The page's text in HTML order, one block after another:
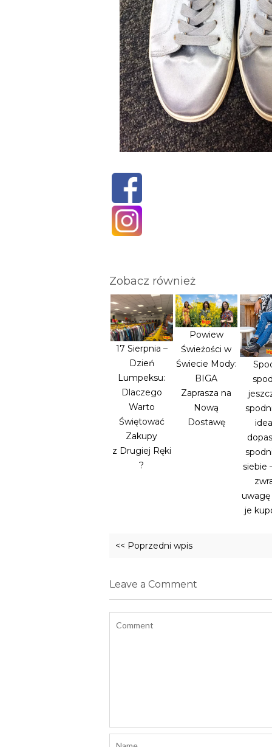
Zobacz również
17 Sierpnia –
Dzień
Lumpeksu:
Dlaczego
Warto
Świętować
Zakupy
z Drugiej Ręki
?
Powiew
Świeżości w
Świecie Mody:
BIGA
Zaprasza na
Nową
Dostawę
siebie
je
<< Poprzedni wpis
Leave a Comment